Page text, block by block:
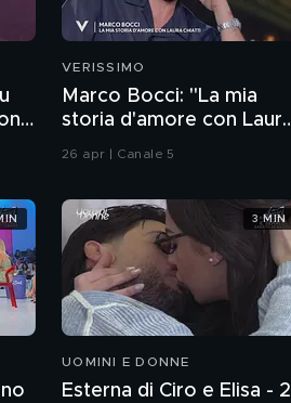
VERISSIMO
Marco Bocci: "La mia
storia d'amore con
Chiatti"
26 apr | Canale 5
UOMINI E DONNE
Esterna di Ciro e Elisa -
3 MIN